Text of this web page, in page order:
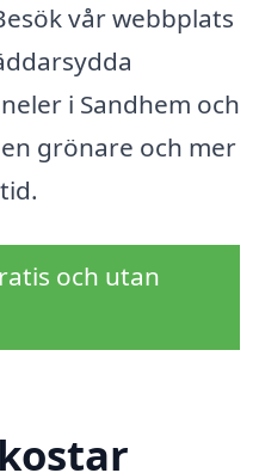
vår webbplats
i Sandhem och
grönare och mer
och utan